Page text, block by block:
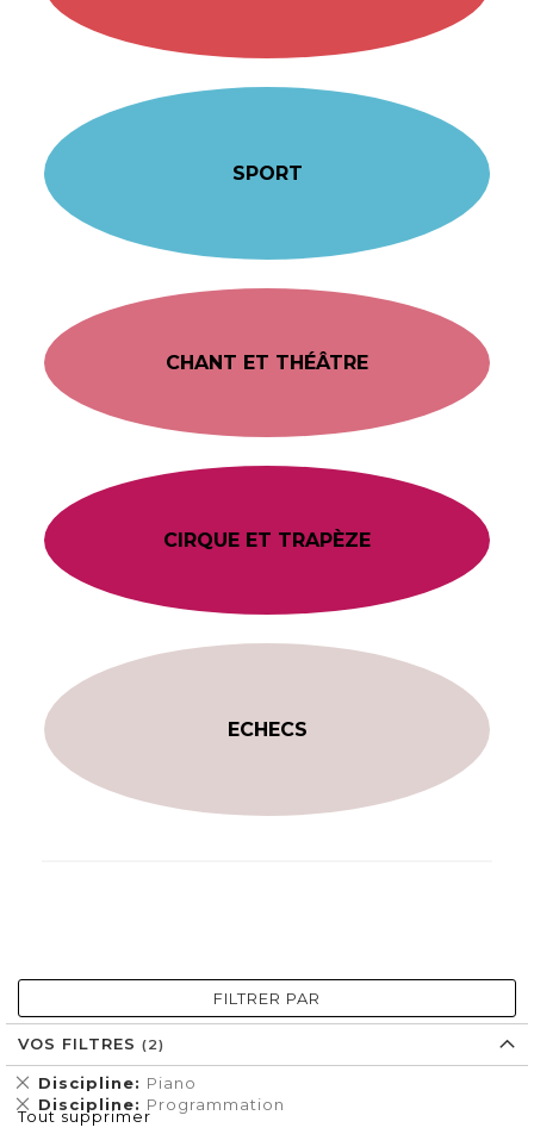
SPORT
CHANT ET THÉÂTRE
CIRQUE ET TRAPÈZE
ECHECS
FILTRER PAR
VOS FILTRES
Discipline Piano
Supprimer
cet
Élément
Discipline Programmation
Supprimer
cet
Tout supprimer